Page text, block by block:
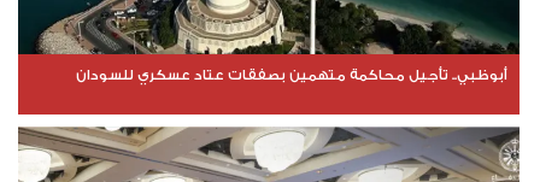
أبوظبي.. تأجيل محاكمة متهمين بصفقات عتاد عسكري للسودان